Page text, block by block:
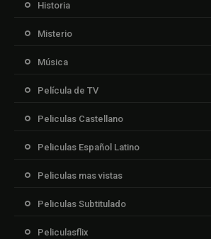
Historia
Misterio
Música
Película de TV
Peliculas Castellano
Peliculas Español Latino
Peliculas mas vistas
Peliculas Subtitulado
Peliculasflix